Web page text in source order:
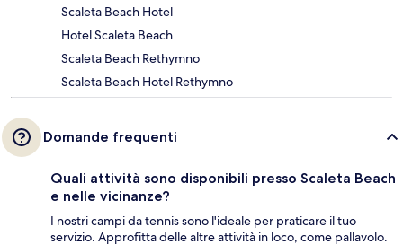
Scaleta Beach Hotel
Hotel Scaleta Beach
Scaleta Beach Rethymno
Scaleta Beach Hotel Rethymno
Domande frequenti
Quali attività sono disponibili presso Scaleta Beach
e nelle vicinanze?
I nostri campi da tennis sono l'ideale per praticare il tuo
servizio. Approfitta delle altre attività in loco, come pallavolo.